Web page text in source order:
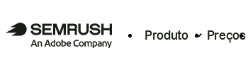
Produto Preços